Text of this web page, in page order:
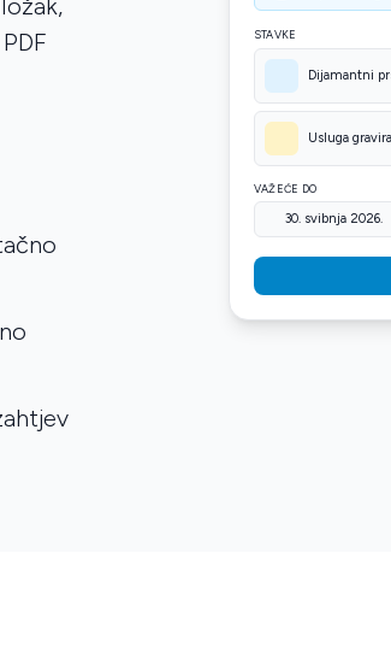
STAVKE
Dijamantni
Usluga
VAŽEĆE DO
30. svibnja 2026.